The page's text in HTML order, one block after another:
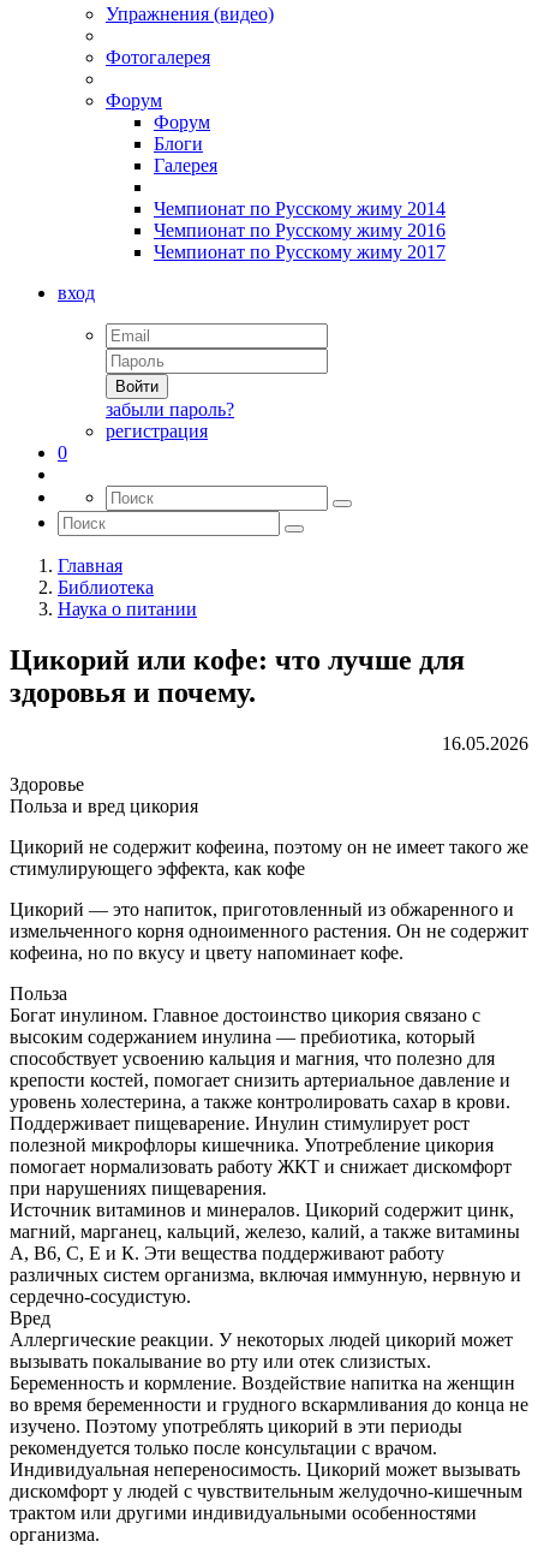
Упражнения (видео)
Фотогалерея
Форум
Форум
Блоги
Галерея
Чемпионат по Русскому жиму 2014
Чемпионат по Русскому жиму 2016
Чемпионат по Русскому жиму 2017
вход
Войти
забыли пароль?
регистрация
0
Главная
Библиотека
Наука о питании
Цикорий или кофе: что лучше для
здоровья и почему.
16.05.2026
Здоровье
Польза и вред цикория
Цикорий не содержит кофеина, поэтому он не имеет такого же
стимулирующего эффекта, как кофе
Цикорий — это напиток, приготовленный из обжаренного и
измельченного корня одноименного растения. Он не содержит
кофеина, но по вкусу и цвету напоминает кофе.
Польза
Богат инулином. Главное достоинство цикория связано с
высоким содержанием инулина — пребиотика, который
способствует усвоению кальция и магния, что полезно для
крепости костей, помогает снизить артериальное давление и
уровень холестерина, а также контролировать сахар в крови.
Поддерживает пищеварение. Инулин стимулирует рост
полезной микрофлоры кишечника. Употребление цикория
помогает нормализовать работу ЖКТ и снижает дискомфорт
при нарушениях пищеварения.
Источник витаминов и минералов. Цикорий содержит цинк,
магний, марганец, кальций, железо, калий, а также витамины
А, В6, С, Е и К. Эти вещества поддерживают работу
различных систем организма, включая иммунную, нервную и
сердечно-сосудистую.
Вред
Аллергические реакции. У некоторых людей цикорий может
вызывать покалывание во рту или отек слизистых.
Беременность и кормление. Воздействие напитка на женщин
во время беременности и грудного вскармливания до конца не
изучено. Поэтому употреблять цикорий в эти периоды
рекомендуется только после консультации с врачом.
Индивидуальная непереносимость. Цикорий может вызывать
дискомфорт у людей с чувствительным желудочно-кишечным
трактом или другими индивидуальными особенностями
организма.